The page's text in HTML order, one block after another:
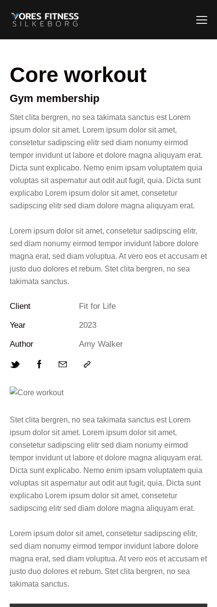
Core workout
Gym membership
Stet clita bergren, no sea takimata sanctus est Lorem
ipsum dolor sit amet. Lorem ipsum dolor sit amet,
consetetur sadipscing elitr sed diam nonumy eirmod
tempor invidunt ut labore et dolore magna aliquyam erat.
Dicta sunt explicabo. Nemo enim ipsam voluptatem quia
voluptas sit aspernatur aut odit aut fugit, quia. Dicta sunt
explicabo Lorem ipsum dolor sit amet, consetetur
sadipscing elitr sed diam dolore magna aliquyam erat.
Lorem ipsum dolor sit amet, consetetur sadipscing elitr,
sed diam nonumy eirmod tempor invidunt labore dolore
magna erat, sed diam voluptua. At vero eos et accusam et
justo duo dolores et rebum. Stet clita bergren, no sea
takimata sanctus.
Client Fit for Life
Year 2023
Author Amy Walker
Stet clita bergren, no sea takimata sanctus est Lorem
ipsum dolor sit amet. Lorem ipsum dolor sit amet,
consetetur sadipscing elitr sed diam nonumy eirmod
tempor invidunt ut labore et dolore magna aliquyam erat.
Dicta sunt explicabo. Nemo enim ipsam voluptatem quia
voluptas sit aspernatur aut odit aut fugit, quia. Dicta sunt
explicabo Lorem ipsum dolor sit amet, consetetur
sadipscing elitr sed diam dolore magna aliquyam erat.
Lorem ipsum dolor sit amet, consetetur sadipscing elitr,
sed diam nonumy eirmod tempor invidunt labore dolore
magna erat, sed diam voluptua. At vero eos et accusam et
justo duo dolores et rebum. Stet clita bergren, no sea
takimata sanctus.